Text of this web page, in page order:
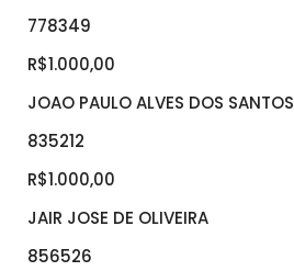
778349
R$1.000,00
JOAO PAULO ALVES DOS SANTOS
835212
R$1.000,00
JAIR JOSE DE OLIVEIRA
856526